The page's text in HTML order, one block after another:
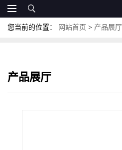
您当前的位置： 网站首页 > 产品展厅
产品展厅